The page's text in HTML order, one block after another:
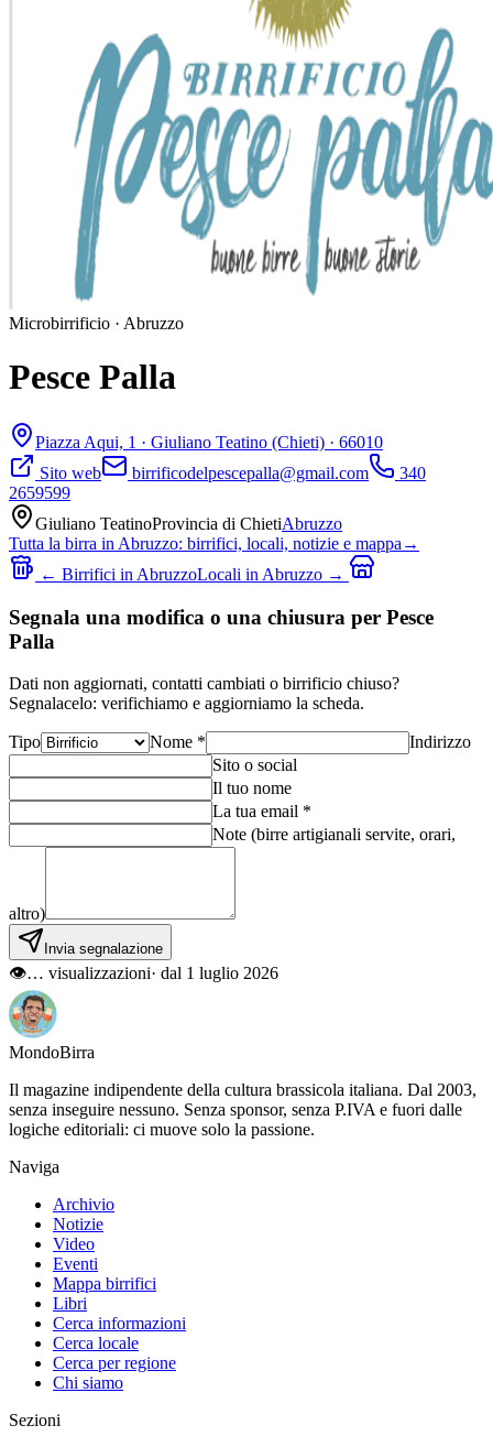
Microbirrificio · Abruzzo
Pesce Palla
Piazza Aqui, 1 · Giuliano Teatino (Chieti) · 66010
Sito web
birrificodelpescepalla@gmail.com
340
2659599
Giuliano TeatinoProvincia di ChietiAbruzzo
Tutta la birra in Abruzzo: birrifici, locali, notizie e mappa →
← Birrifici in AbruzzoLocali in Abruzzo →
Segnala una modifica o una chiusura per Pesce
Palla
Dati non aggiornati, contatti cambiati o birrificio chiuso?
Segnalacelo: verifichiamo e aggiorniamo la scheda.
Tipo Nome *
Indirizzo
Sito o social
Il tuo nome
La tua email *
Note (birre artigianali servite, orari,
altro)
Invia segnalazione
👁… visualizzazioni· dal 1 luglio 2026
MondoBirra
Il magazine indipendente della cultura brassicola italiana. Dal 2003,
senza inseguire nessuno. Senza sponsor, senza P.IVA e fuori dalle
logiche editoriali: ci muove solo la passione.
Naviga
Archivio
Notizie
Video
Eventi
Mappa birrifici
Libri
Cerca informazioni
Cerca locale
Cerca per regione
Chi siamo
Sezioni